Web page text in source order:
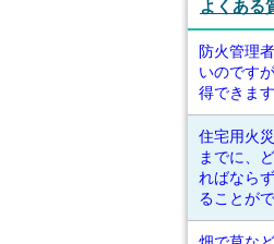
よくある
防火管理
いのです
得できま
住宅用火
までに、
ればなら
ることが